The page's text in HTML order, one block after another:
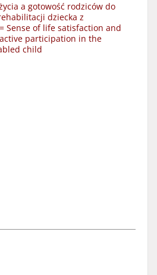
a gotowość rodziców do
dziecka z
Sense of life satisfaction and
participation in the
child